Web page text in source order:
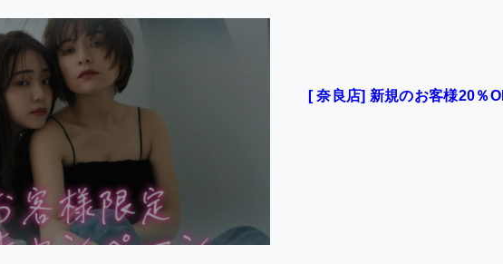
[ 奈良店] 新規のお客様20％